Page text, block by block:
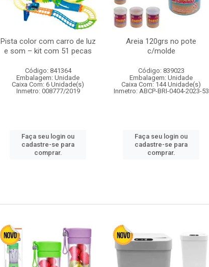
Pista color com carro de luz
e som – kit com 51 pecas
Código: 841364
Embalagem: Unidade
Caixa Com: 6 Unidade(s)
Inmetro: 008777/2019
Faça seu login ou
cadastre-se para
comprar.
Areia 120grs no pote
c/molde
Código: 839023
Embalagem: Unidade
Caixa Com: 144 Unidade(s)
Inmetro: ABCP-BRI-0404-2023-53
Faça seu login ou
cadastre-se para
comprar.